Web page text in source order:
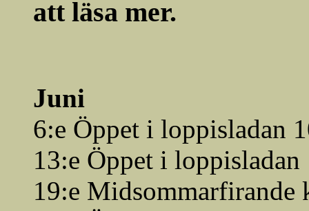
att läsa mer.
Juni
6:e Öppet i loppisladan
13:e Öppet i
19:e Midsommarfirande